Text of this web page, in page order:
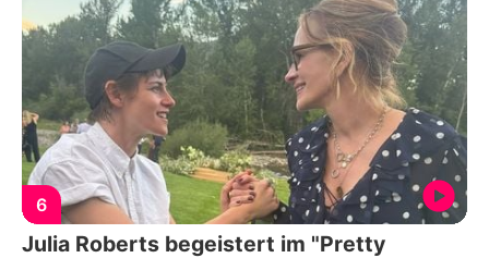
6
Julia Roberts begeistert im "Pretty